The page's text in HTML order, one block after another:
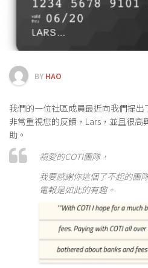
錢包
區塊鏈應用
客座專欄
BY HAO
我們的一位社區成員最近向我們提
非常重視您的反饋，Lars，並且很高
助。
親愛的COTI團隊，
我要感謝你這個了不起的團
電報是如此的有趣。